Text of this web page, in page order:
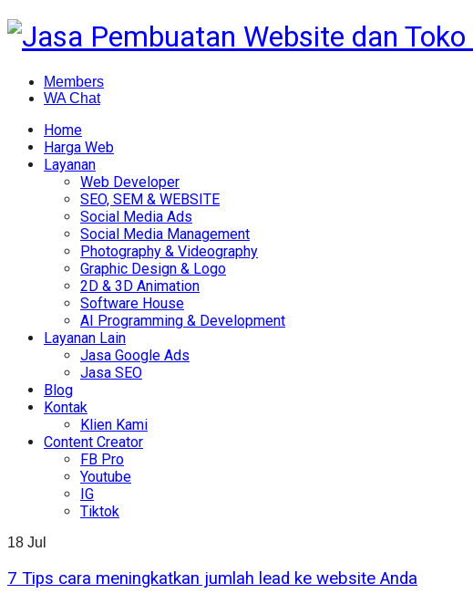
Members
WA Chat
Home
Harga Web
Layanan
Web Developer
SEO, SEM & WEBSITE
Social Media Ads
Social Media Management
Photography & Videography
Graphic Design & Logo
2D & 3D Animation
Software House
AI Programming & Development
Layanan Lain
Jasa Google Ads
Jasa SEO
Blog
Kontak
Klien Kami
Content Creator
FB Pro
Youtube
IG
Tiktok
18 Jul
7 Tips cara meningkatkan jumlah lead ke website Anda